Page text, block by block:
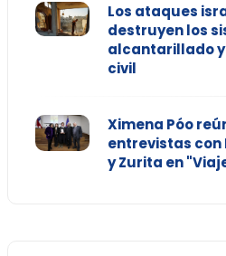
Los ataques
destruyen los
alcantarillado
civil
Ximena Póo
entrevistas con
y Zurita en